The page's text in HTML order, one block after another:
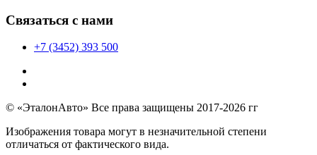
Связаться с нами
+7 (3452) 393 500
© «ЭталонАвто» Все права защищены 2017-2026 гг
Изображения товара могут в незначительной степени
отличаться от фактического вида.